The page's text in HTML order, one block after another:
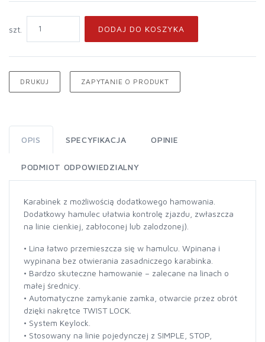
szt. DODAJ DO KOSZYKA
DRUKUJ ZAPYTANIE O PRODUKT
OPIS SPECYFIKACJA OPINIE
PODMIOT ODPOWIEDZIALNY
Karabinek z możliwością dodatkowego hamowania.
Dodatkowy hamulec ułatwia kontrolę zjazdu, zwłaszcza
na linie cienkiej, zabłoconej lub zalodzonej).
• Lina łatwo przemieszcza się w hamulcu. Wpinana i
wypinana bez otwierania zasadniczego karabinka.
• Bardzo skuteczne hamowanie – zalecane na linach o
małej średnicy.
• Automatyczne zamykanie zamka, otwarcie przez obrót
dzięki nakrętce TWIST LOCK.
• System Keylock.
• Stosowany na linie pojedynczej z SIMPLE, STOP,